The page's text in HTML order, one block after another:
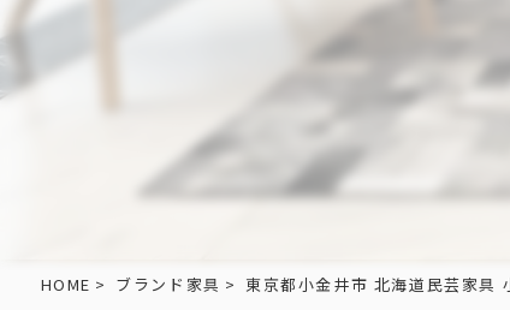
HOME ブランド家具 東京都小金井市 北海道民芸家具